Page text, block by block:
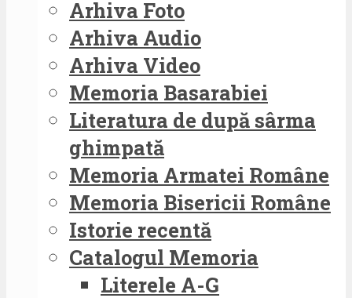
Arhiva Foto
Arhiva Audio
Arhiva Video
Memoria Basarabiei
Literatura de după sârma
ghimpată
Memoria Armatei Române
Memoria Bisericii Române
Istorie recentă
Catalogul Memoria
Literele A-G